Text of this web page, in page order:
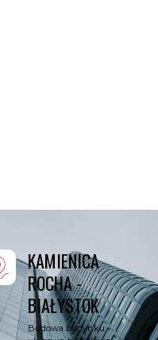
KAMIENICA
ROCHA -
BIAŁYSTOK
Budowa budynku